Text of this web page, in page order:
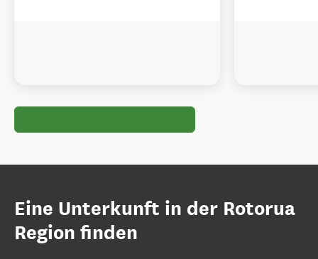
Eine Unterkunft in der Rotorua
Region finden